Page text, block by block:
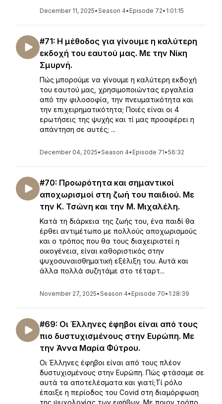
December 11, 2025•Season 4• Episode 72• 1:01:15
#71: Η μέθοδος για γίνουμε η καλύτερη
εκδοχή του εαυτού μας. Με την Νίκη
Σμυρνή.
Πώς μπορούμε να γίνουμε η καλύτερη εκδοχή
του εαυτού μας, χρησιμοποιώντας εργαλεία
από την φιλοσοφία, την πνευματικότητα και
την επιχειρηματικότητα; Ποιές είναι οι 4
ερωτήσεις της ψυχής και τί μας προσφέρει η
απάντηση σε αυτές; ...
December 04, 2025•Season 4• Episode 71•56:32
#70: Προωρότητα και σημαντικοί
αποχωρισμοί στη ζωή του παιδιού. Με
την Κ. Τσώνη και την Μ. Μιχαλέλη.
Κατά τη διάρκεια της ζωής του, ένα παιδί θα
έρθει αντιμέτωπο με πολλούς αποχωρισμούς
και ο τρόπος που θα τους διαχειριστεί η
οικογένεια, είναι καθοριστικός στην
ψυχοσυναισθηματική εξέλιξη του. Αυτά και
άλλα πολλά συζητάμε στο τέταρτ...
November 27, 2025•Season 4• Episode 70• 1:28:39
#69: Οι Έλληνες έφηβοι είναι από τους
πιο δυστυχισμένους στην Ευρώπη. Με
την Άννα Μαρία Φύτρου.
Οι Έλληνες έφηβοι είναι από τους πλέον
δυστυχισμένους στην Ευρώπη. Πώς φτάσαμε σε
αυτά τα αποτελέσματα και γιατί;Τί ρόλο
έπαιξε η περίοδος του Covid στη διαμόρφωση
της ψυχολογίας των εφήβων. Με ποιον τρόπο